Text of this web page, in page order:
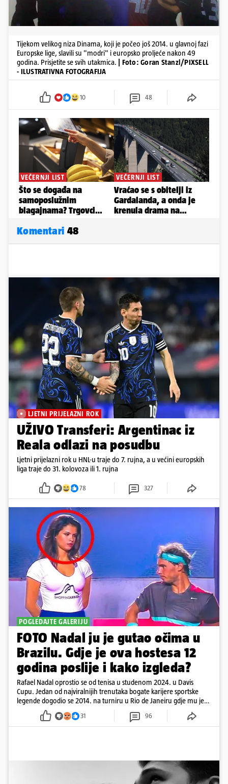
Tijekom velikog niza Dinama, koji je počeo još 2014. u glavnoj fazi
Europske lige, slavili su "modri" i europsko proljeće nakon 49
godina. Prisjetite se svih utakmica.
| Foto: Goran Stanzl/PIXSELL
- ILUSTRATIVNA FOTOGRAFIJA
10 48
Komentari 48
LJETNI PRIJELAZNI ROK
UŽIVO Transferi: Argentinac iz
Reala odlazi na posudbu
Ljetni prijelazni rok u HNL-u traje do 7. rujna, a u većini europskih
liga traje do 31. kolovoza ili 1. rujna
78 327
POGLEDAJTE GALERIJU
FOTO Nadal ju je gutao očima u
Brazilu. Gdje je ova hostesa 12
godina poslije i kako izgleda?
Rafael Nadal oprostio se od tenisa u studenom 2024. u Davis
Cupu. Jedan od najviralnijih trenutaka bogate karijere sportske
legende dogodio se 2014. na turniru u Rio de Janeiru gdje mu je
pažnju odvlačila ljepotica iza klupe
31 96